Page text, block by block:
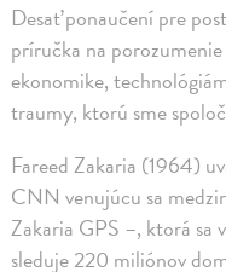
Desať ponaučení pre
príručka na
ekonomike,
traumy, ktorú sme
Fareed Zakaria (1964)
CNN venujúcu sa
Zakaria GPS –, ktorá sa
sleduje 220 miliónov